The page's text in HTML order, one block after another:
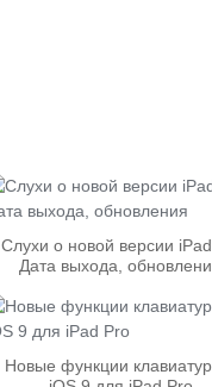
Cлухи о новой версии iPad
Дата выхода,
Новые функции